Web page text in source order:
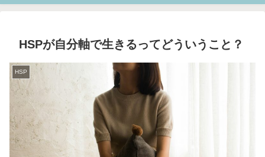
HSPが自分軸で生きるってどういうこと？
HSP